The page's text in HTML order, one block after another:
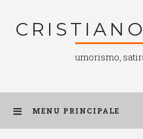
umorismo,
MENU PRINCIPALE